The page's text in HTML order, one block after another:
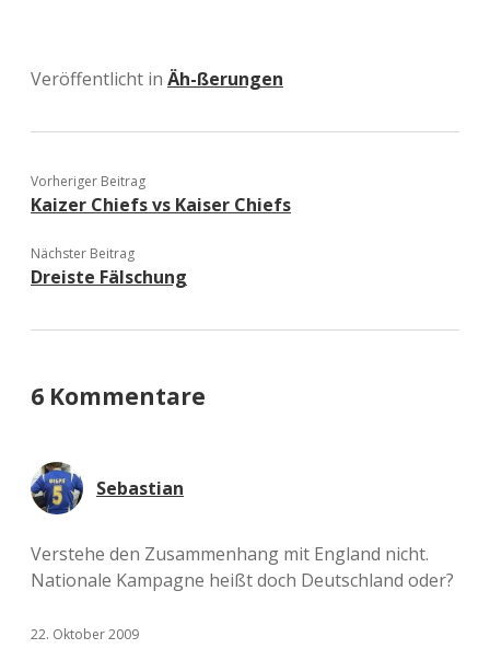
Veröffentlicht in Äh-ßerungen
Vorheriger Beitrag
Kaizer Chiefs vs Kaiser Chiefs
Nächster Beitrag
Dreiste Fälschung
6 Kommentare
Sebastian
Verstehe den Zusammenhang mit England nicht.
Nationale Kampagne heißt doch Deutschland oder?
22. Oktober 2009